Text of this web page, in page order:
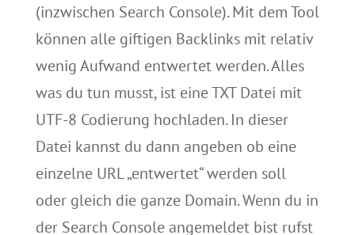
(inzwischen Search Console). Mit dem Tool
können alle giftigen Backlinks mit relativ
wenig Aufwand entwertet werden. Alles
was du tun musst, ist eine TXT Datei mit
UTF-8 Codierung hochladen. In dieser
Datei kannst du dann angeben ob eine
einzelne URL „entwertet“ werden soll
oder gleich die ganze Domain. Wenn du in
der Search Console angemeldet bist rufst